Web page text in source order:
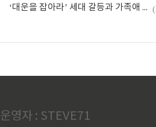
‘대운을 잡아라’ 세대 갈등과 가족애 담은 인물 총정리
운영자 : STEVE71